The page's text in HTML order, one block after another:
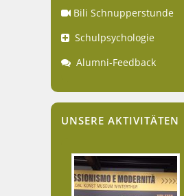
Bili Schnupperstunde
Schulpsychologie
Alumni-Feedback
UNSERE AKTIVITÄTEN